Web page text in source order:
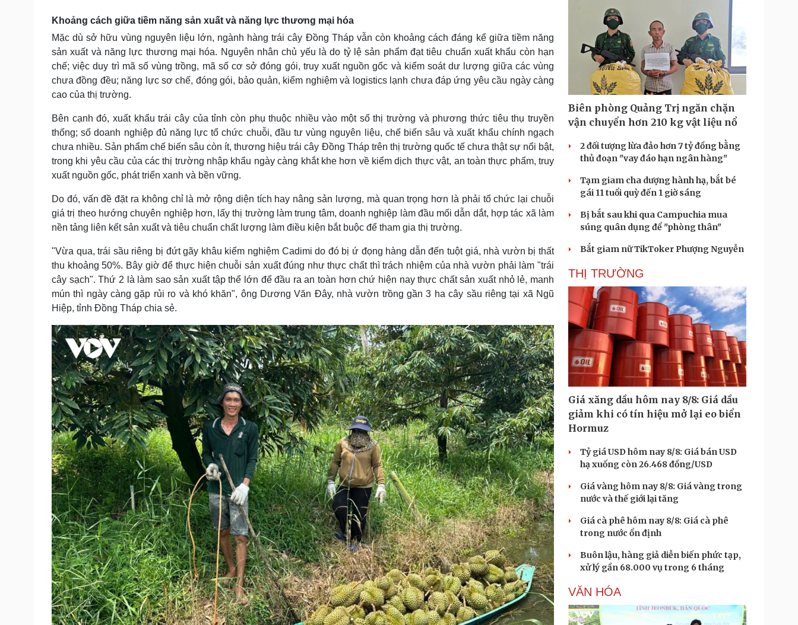
Khoảng cách giữa tiềm năng sản xuất và năng lực thương mại hóa
Mặc dù sở hữu vùng nguyên liệu lớn, ngành hàng trái cây Đồng Tháp vẫn còn khoảng cách đáng kể giữa tiềm năng
sản xuất và năng lực thương mại hóa. Nguyên nhân chủ yếu là do tỷ lệ sản phẩm đạt tiêu chuẩn xuất khẩu còn hạn
chế; việc duy trì mã số vùng trồng, mã số cơ sở đóng gói, truy xuất nguồn gốc và kiểm soát dư lượng giữa các vùng
chưa đồng đều; năng lực sơ chế, đóng gói, bảo quản, kiểm nghiệm và logistics lạnh chưa đáp ứng yêu cầu ngày càng
cao của thị trường.
Bên cạnh đó, xuất khẩu trái cây của tỉnh còn phụ thuộc nhiều vào một số thị trường và phương thức tiêu thụ truyền
thống; số doanh nghiệp đủ năng lực tổ chức chuỗi, đầu tư vùng nguyên liệu, chế biến sâu và xuất khẩu chính ngạch
chưa nhiều. Sản phẩm chế biến sâu còn ít, thương hiệu trái cây Đồng Tháp trên thị trường quốc tế chưa thật sự nổi bật,
trong khi yêu cầu của các thị trường nhập khẩu ngày càng khắt khe hơn về kiểm dịch thực vật, an toàn thực phẩm, truy
xuất nguồn gốc, phát triển xanh và bền vững.
Do đó, vấn đề đặt ra không chỉ là mở rộng diện tích hay nâng sản lượng, mà quan trọng hơn là phải tổ chức lại chuỗi
giá trị theo hướng chuyên nghiệp hơn, lấy thị trường làm trung tâm, doanh nghiệp làm đầu mối dẫn dắt, hợp tác xã làm
nền tảng liên kết sản xuất và tiêu chuẩn chất lượng làm điều kiện bắt buộc để tham gia thị trường.
"Vừa qua, trái sầu riêng bị đứt gãy khâu kiểm nghiệm Cadimi do đó bị ứ đọng hàng dẫn đến tuột giá, nhà vườn bị thất
thu khoảng 50%. Bây giờ để thực hiện chuỗi sản xuất đúng như thực chất thì trách nhiệm của nhà vườn phải làm "trái
cây sạch". Thứ 2 là làm sao sản xuất tập thể lớn để đầu ra an toàn hơn chứ hiện nay thực chất sản xuất nhỏ lẻ, manh
mún thì ngày càng gặp rủi ro và khó khăn", ông Dương Văn Đây, nhà vườn trồng gần 3 ha cây sầu riêng tại xã Ngũ
Hiệp, tỉnh Đồng Tháp chia sẻ.
Biên phòng Quảng Trị ngăn chặn
vận chuyển hơn 210 kg vật liệu nổ
2 đối tượng lừa đảo hơn 7 tỷ đồng bằng
thủ đoạn "vay đáo hạn ngân hàng"
Tạm giam cha dượng hành hạ, bắt bé
gái 11 tuổi quỳ đến 1 giờ sáng
Bị bắt sau khi qua Campuchia mua
súng quân dụng để "phòng thân"
Bắt giam nữ TikToker Phượng Nguyễn
THỊ TRƯỜNG
Giá xăng dầu hôm nay 8/8: Giá dầu
giảm khi có tín hiệu mở lại eo biển
Hormuz
Tỷ giá USD hôm nay 8/8: Giá bán USD
hạ xuống còn 26.468 đồng/USD
Giá vàng hôm nay 8/8: Giá vàng trong
nước và thế giới lại tăng
Giá cà phê hôm nay 8/8: Giá cà phê
trong nước ổn định
Buôn lậu, hàng giả diễn biến phức tạp,
xử lý gần 68.000 vụ trong 6 tháng
VĂN HÓA